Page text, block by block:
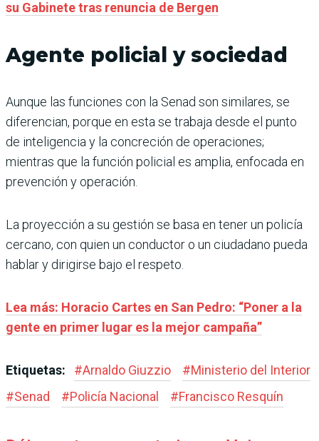
su Gabinete tras renuncia de Bergen
Agente policial y sociedad
Aunque las funciones con la Senad son similares, se
diferencian, porque en esta se trabaja desde el punto
de inteligencia y la concreción de operaciones;
mientras que la función policial es amplia, enfocada en
prevención y operación.
La proyección a su gestión se basa en tener un policía
cercano, con quien un conductor o un ciudadano pueda
hablar y dirigirse bajo el respeto.
Lea más: Horacio Cartes en San Pedro: “Poner a la
gente en primer lugar es la mejor campaña”
Etiquetas: #Arnaldo Giuzzio #Ministerio del Interior
#Senad #Policía Nacional #Francisco Resquín